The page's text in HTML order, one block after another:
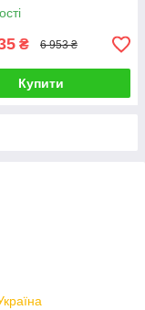
₴ 6 953 ₴
Купити